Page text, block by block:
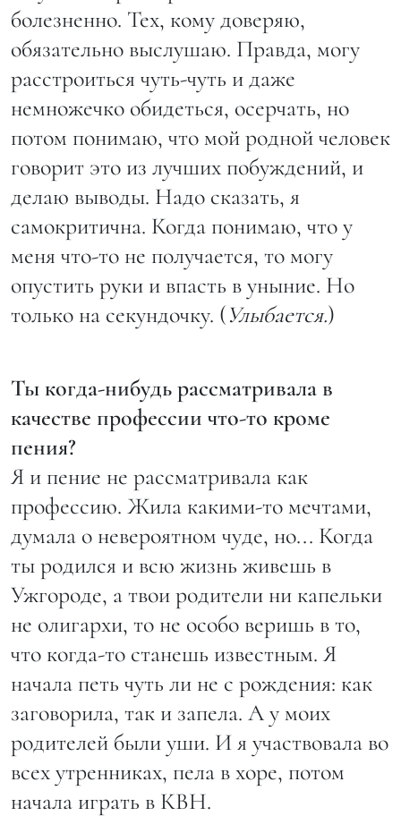
болезненно. Тех, кому доверяю,
обязательно выслушаю. Правда, могу
расстроиться чуть-чуть и даже
немножечко обидеться, осерчать, но
потом понимаю, что мой родной человек
говорит это из лучших побуждений, и
делаю выводы. Надо сказать, я
самокритична. Когда понимаю, что у
меня что-то не получается, то могу
опустить руки и впасть в уныние. Но
только на секундочку. (Улыбается.)
Ты когда-нибудь рассматривала в
качестве профессии что-то кроме
пения?
Я и пение не рассматривала как
профессию. Жила какими-то мечтами,
думала о невероятном чуде, но... Когда
ты родился и всю жизнь живешь в
Ужгороде, а твои родители ни капельки
не олигархи, то не особо веришь в то,
что когда-то станешь известным. Я
начала петь чуть ли не с рождения: как
заговорила, так и запела. А у моих
родителей были уши. И я участвовала во
всех утренниках, пела в хоре, потом
начала играть в КВН.